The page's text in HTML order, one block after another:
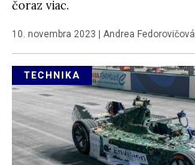
čoraz viac.
10. novembra 2023 | Andrea Fedorovičová
TECHNIKA